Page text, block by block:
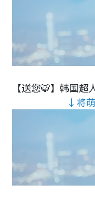
【送您🐯】韩国超
↓将